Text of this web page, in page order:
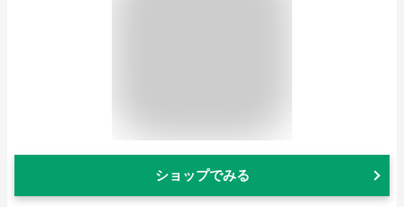
ショップでみる